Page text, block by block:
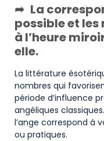
La
possible et les
à l’heure
elle.
La littérature
nombres qui
période d’influence
angéliques
l’ange correspond à
ou pratiques.